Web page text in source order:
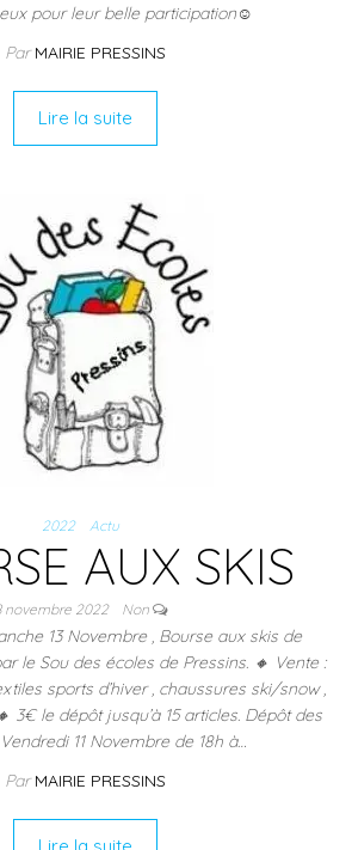
pour leur belle participation☺️
ParMAIRIE PRESSINS
Lire la suite
2022 Actu
AUX SKIS
novembre 2022 Non
13 Novembre , Bourse aux skis de
le Sou des écoles de Pressins. 🔸 Vente :
sports d’hiver , chaussures ski/snow ,
3€ le dépôt jusqu’à 15 articles. Dépôt des
11 Novembre de 18h à…
ParMAIRIE PRESSINS